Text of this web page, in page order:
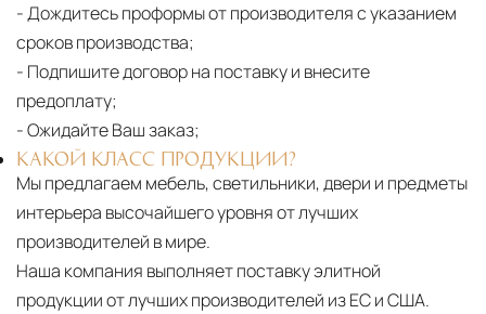
- Дождитесь проформы от производителя с указанием
сроков производства;
- Подпишите договор на поставку и внесите
предоплату;
- Ожидайте Ваш заказ;
КАКОЙ КЛАСС ПРОДУКЦИИ?
Мы предлагаем мебель, светильники, двери и предметы
интерьера высочайшего уровня от лучших
производителей в мире.
Наша компания выполняет поставку элитной
продукции от лучших производителей из ЕС и США.